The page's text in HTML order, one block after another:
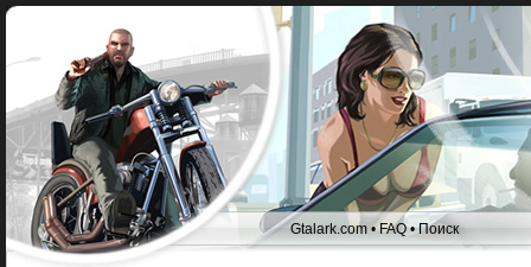
Gtalark.com •FAQ•Поиск